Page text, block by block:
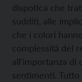
dispotica che
sudditi, alle
che i colori
complessità del
all'importanza di
sentimenti. Tutto